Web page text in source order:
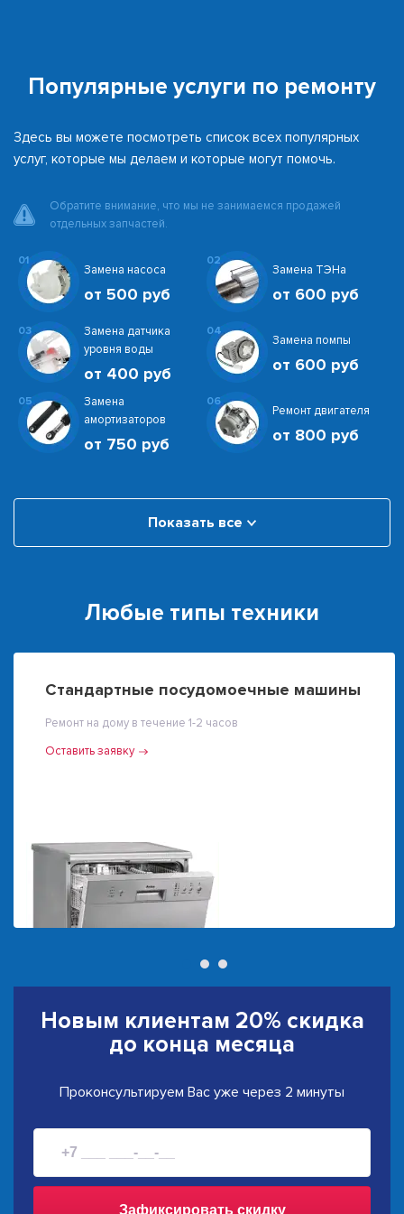
Популярные услуги по ремонту
Здесь вы можете посмотреть список всех популярных
услуг, которые мы делаем и которые могут помочь.
Обратите внимание, что мы не занимаемся продажей
отдельных запчастей.
01
Замена насоса
от 500 руб
02
Замена ТЭНа
от 600 руб
03
Замена датчика
уровня воды
от 400 руб
04
Замена помпы
от 600 руб
05
Замена
амортизаторов
от 750 руб
06
Ремонт двигателя
от 800 руб
Показать все
Любые типы техники
Стандартные посудомоечные машины
Ремонт на дому в течение 1-2 часов
Оставить заявку
Новым клиентам 20% скидка
до конца месяца
Проконсультируем Вас уже через 2 минуты
Зафиксировать скидку